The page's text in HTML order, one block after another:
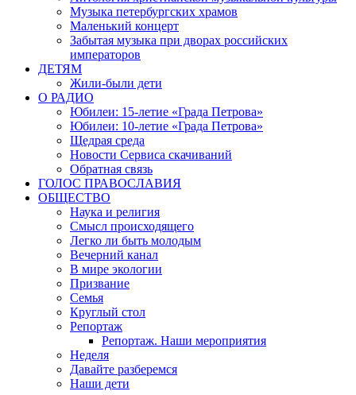
Музыка петербургских храмов
Маленький концерт
Забытая музыка при дворах российских
императоров
ДЕТЯМ
Жили-были дети
О РАДИО
Юбилеи: 15-летие «Града Петрова»
Юбилеи: 10-летие «Града Петрова»
Щедрая среда
Новости Сервиса скачиваний
Обратная связь
ГОЛОС ПРАВОСЛАВИЯ
ОБЩЕСТВО
Наука и религия
Смысл происходящего
Легко ли быть молодым
Вечерний канал
В мире экологии
Призвание
Семья
Круглый стол
Репортаж
Репортаж. Наши мероприятия
Неделя
Давайте разберемся
Наши дети